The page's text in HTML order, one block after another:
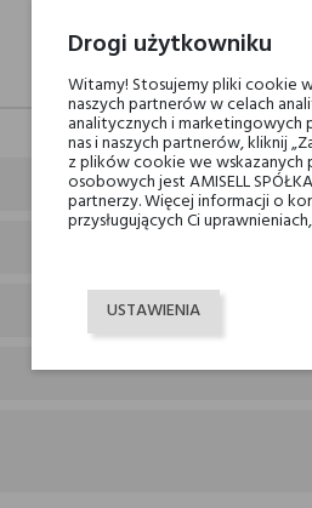
Drogi użytkowniku
Witamy! Stosujemy pliki cookie
naszych partnerów w celach
analitycznych i marketingowych
nas i naszych partnerów, kliknij
z plików cookie we wskazanych
osobowych jest AMISELL
partnerzy. Więcej informacji o
przysługujących Ci
USTAWIENIA